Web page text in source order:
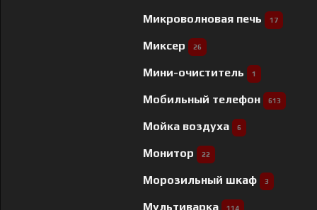
Микроволновая печь 17
Миксер 26
Мини-очиститель 1
Мобильный телефон 613
Мойка воздуха 6
Монитор 22
Морозильный шкаф 3
Мультиварка